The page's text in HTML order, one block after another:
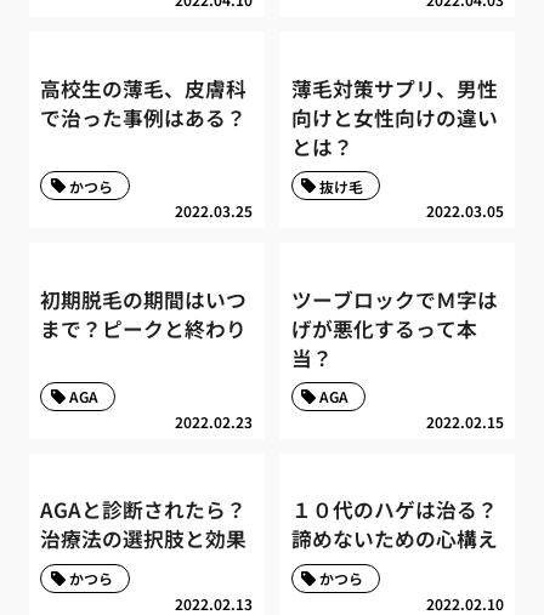
高校生の薄毛、皮膚科
で治った事例はある？
2022.03.25
かつら
薄毛対策サプリ、男性
向けと女性向けの違い
とは？
2022.03.05
抜け毛
初期脱毛の期間はいつ
まで？ピークと終わり
2022.02.23
AGA
ツーブロックでＭ字は
げが悪化するって本
当？
2022.02.15
AGA
AGAと診断されたら？
治療法の選択肢と効果
2022.02.13
かつら
１０代のハゲは治る？
諦めないための心構え
2022.02.10
かつら